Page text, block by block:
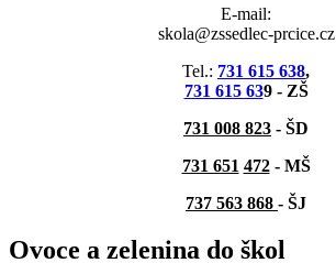
E-mail:
skola@zssedlec-prcice.cz
Tel.: 731 615 638,
731 615 639 - ZŠ
731 008 823 - ŠD
731 651 472- MŠ
737 563 868 - ŠJ
Ovoce a zelenina do škol